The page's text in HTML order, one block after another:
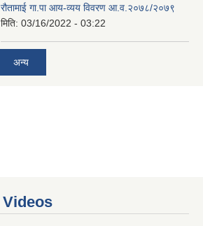
रौतामाई गा.पा आय-व्यय विवरण आ.व.२०७८/२०७९
मिति: 03/16/2022 - 03:22
अन्य
Videos